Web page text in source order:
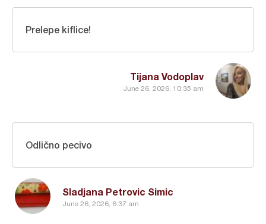
Tijana Vodoplav
June 26, 2026, 10:35 am
Prelepe kiflice!
Sladjana Petrovic Simic
June 26, 2026, 6:37 am
Odlično pecivo